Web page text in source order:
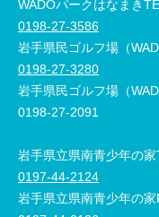
WADOパークはなまき
0198-27-3586
岩手県民ゴルフ場（
0198-27-3280
岩手県民ゴルフ場（
0198-27-2091
岩手県立県南青少年の家
0197-44-2124
岩手県立県南青少年の家